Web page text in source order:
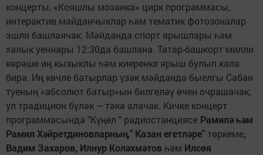
концерты, «Кояшлы мозаика» цирк программасы,
интерактив мәйданчыклар һәм тематик фотозоналар
эшли башлаячак. Мәйданда спорт ярышлары һәм
халык уеннары 12:30да башлана. Татар-башкорт милли
көрәше иң кызыклы һәм киеренке ярыш булып кала
бирә. Иң көчле батырлар үзәк мәйданда быелгы Сабан
туеның «абсолют батыр»ын билгеләү өчен очрашачак,
ул традицион бүләк – тәкә алачак. Кичке концерт
программасында "Күңел " радиостанциясе Рамилә һәм
Рамил Хәйретдиновларның," Казан егетләре"төркеме,
Вадим Захаров, Илнур Коләхмәтов һәм Илсөя